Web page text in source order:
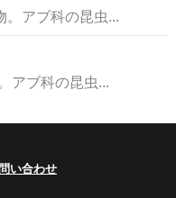
アブ科の昆虫...
アブ科の昆虫...
い合わせ